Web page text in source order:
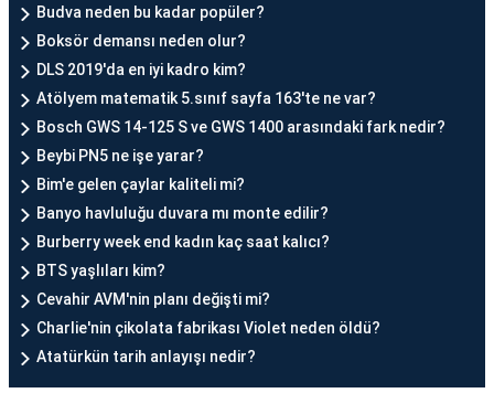
Budva neden bu kadar popüler?
Boksör demansı neden olur?
DLS 2019'da en iyi kadro kim?
Atölyem matematik 5.sınıf sayfa 163'te ne var?
Bosch GWS 14-125 S ve GWS 1400 arasındaki fark nedir?
Beybi PN5 ne işe yarar?
Bim'e gelen çaylar kaliteli mi?
Banyo havluluğu duvara mı monte edilir?
Burberry week end kadın kaç saat kalıcı?
BTS yaşlıları kim?
Cevahir AVM'nin planı değişti mi?
Charlie'nin çikolata fabrikası Violet neden öldü?
Atatürkün tarih anlayışı nedir?